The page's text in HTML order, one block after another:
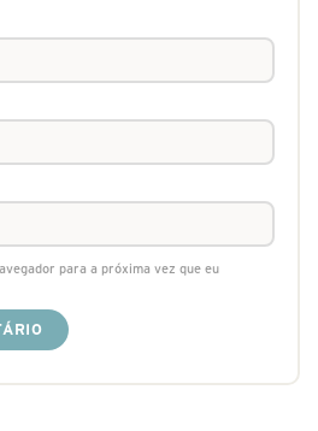
para a próxima vez que eu